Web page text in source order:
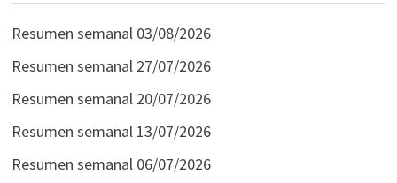
Resumen semanal 03/08/2026
Resumen semanal 27/07/2026
Resumen semanal 20/07/2026
Resumen semanal 13/07/2026
Resumen semanal 06/07/2026